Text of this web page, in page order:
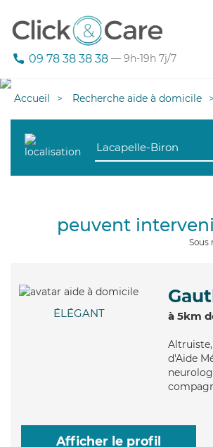
09 78 38 38 38 — 9h-19h 7j/7
Accueil Recherche aide à domicile
peuvent
Sous
ÉLÉGANT à 5km
Altruiste
d'Aide
Afficher le profil